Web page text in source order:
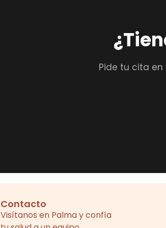
Pide tu cita en
Contacto
Visítanos en Palma y confía